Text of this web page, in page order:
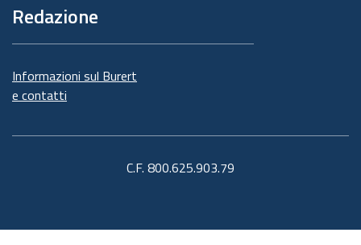
Redazione
Informazioni sul Burert
e contatti
C.F. 800.625.903.79